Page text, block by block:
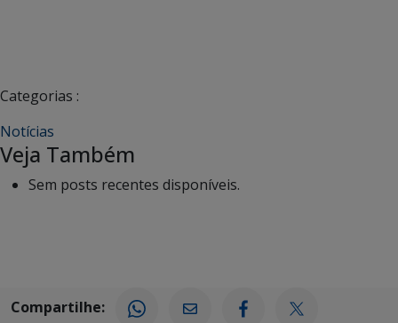
Categorias :
Notícias
Veja Também
Sem posts recentes disponíveis.
Compartilhe: